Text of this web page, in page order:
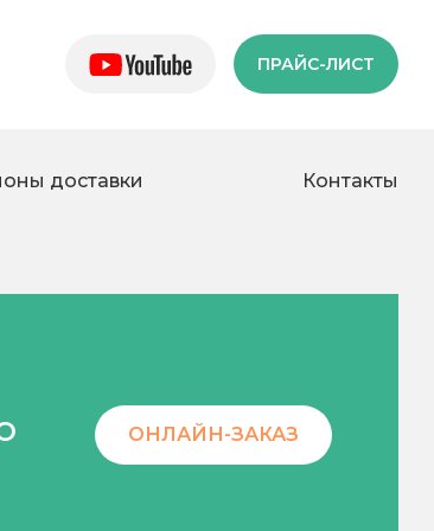
ПРАЙС-ЛИСТ
доставки Контакты
ОНЛАЙН-ЗАКАЗ